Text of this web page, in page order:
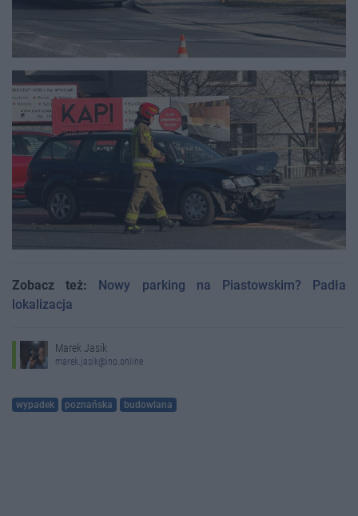
Zobacz też:
Nowy parking na Piastowskim? Padła
lokalizacja
Marek Jasik
marek.jasik@ino.online
wypadek poznańska budowlana